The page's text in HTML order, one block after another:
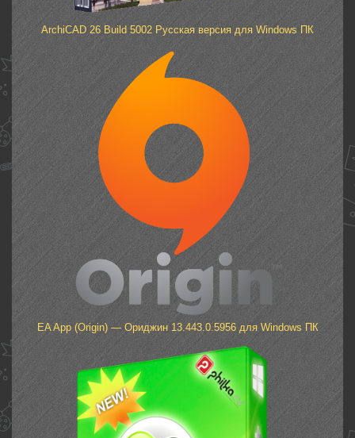
ArchiCAD 26 Build 5002 Русская версия для Windows ПК
EA App (Origin) — Ориджин 13.443.0.5956 для Windows ПК